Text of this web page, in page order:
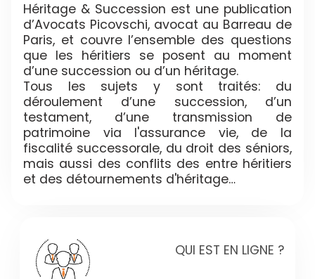
Héritage & Succession est une publication
d’Avocats Picovschi, avocat au Barreau de
Paris, et couvre l’ensemble des questions
que les héritiers se posent au moment
d’une succession ou d’un héritage.
Tous les sujets y sont traités: du
déroulement d’une succession, d’un
testament, d’une transmission de
patrimoine via l'assurance vie, de la
fiscalité successorale, du droit des séniors,
mais aussi des conflits des entre héritiers
et des détournements d'héritage…
QUI EST EN LIGNE ?